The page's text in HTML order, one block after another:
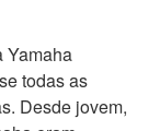
Yamaha
todas as
Desde jovem,